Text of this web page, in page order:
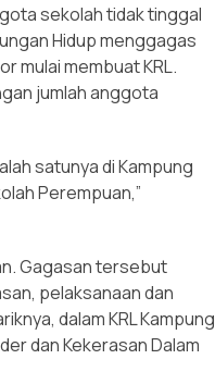
sekolah tidak tinggal
Hidup menggagas
mulai membuat KRL.
jumlah anggota
satunya di Kampung
Perempuan,”
Gagasan tersebut
pelaksanaan dan
dalam KRL Kampung
dan Kekerasan Dalam